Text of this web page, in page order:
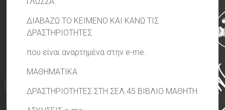
ΔΙΑΒΑΖΩ ΤΟ ΚΕΙΜΕΝΟ ΚΑΙ ΚΑΝΩ ΤΙΣ
ΔΡΑΣΤΗΡΙΟΤΗΤΕΣ
που είναι αναρτημένα στην e-me.
ΜΑΘΗΜΑΤΙΚΑ
ΔΡΑΣΤΗΡΙΟΤΗΤΕΣ ΣΤΗ ΣΕΛ.45 ΒΙΒΛΙΟ ΜΑΘΗΤΗ